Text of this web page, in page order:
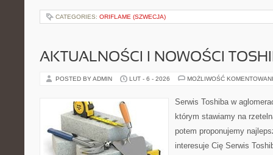
CATEGORIES: ORIFLAME (SZWECJA)
AKTUALNOŚCI I NOWOŚCI
POSTED BY ADMIN LUT - 6 - 2026 MOŻLIWOŚĆ
Serwis Toshiba w
którym stawiamy na
potem proponujemy
interesuje Cię Serwis